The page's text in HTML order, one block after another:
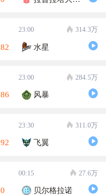
23:00 314.3万
82 水星
23:00 284.5万
86 风暴
23:30 311.0万
92 飞翼
00:15 27.6万
0 贝尔格拉诺